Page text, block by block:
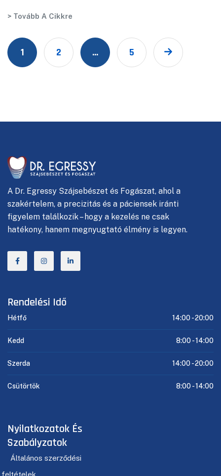
> Tovább A Cikkre
1 2 … 5
A Dr. Egressy Szájsebészet és Fogászat, ahol a
szakértelem, a precizitás és a páciensek iránti
figyelem találkozik – hogy a kezelés ne csak
hatékony, hanem megnyugtató élmény is legyen.
Rendelési Idő
Hétfő 14:00 -20:00
Kedd 8:00 -14:00
Szerda 14:00 -20:00
Csütörtök 8:00 -14:00
Nyilatkozatok És
Szabályzatok
Általános szerződési
feltételek